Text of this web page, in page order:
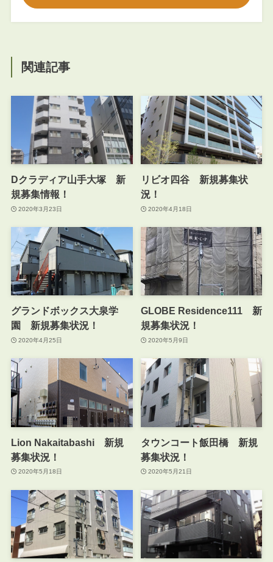
関連記事
Dクラディア山手大塚 新
規募集情報！
2020年3月23日
リビオ四谷 新規募集状
況！
2020年4月18日
グランドボックス大泉学
園 新規募集状況！
2020年4月25日
GLOBE Residence111 新
規募集状況！
2020年5月9日
Lion Nakaitabashi 新規
募集状況！
2020年5月18日
タウンコート飯田橋 新規
募集状況！
2020年5月21日